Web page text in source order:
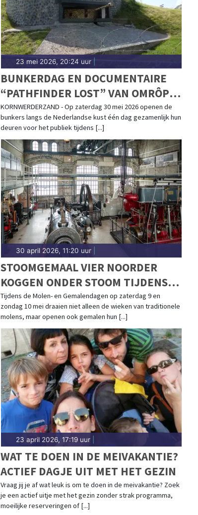
23 mei 2026, 20:24 uur|
BUNKERDAG EN DOCUMENTAIRE
“PATHFINDER LOST” VAN OMRÔP
FRYSLÂN IN HET
KAZEMATTENMUSEUM
KORNWERDERZAND - Op zaterdag 30 mei 2026 openen de
bunkers langs de Nederlandse kust één dag gezamenlijk hun
deuren voor het publiek tijdens [...]
30 april 2026, 11:20 uur|
STOOMGEMAAL VIER NOORDER
KOGGEN ONDER STOOM TIJDENS
MOLEN- EN GEMALENDAGEN
Tijdens de Molen- en Gemalendagen op zaterdag 9 en
zondag 10 mei draaien niet alleen de wieken van traditionele
molens, maar openen ook gemalen hun [...]
23 april 2026, 17:19 uur|
WAT TE DOEN IN DE MEIVAKANTIE?
ACTIEF DAGJE UIT MET HET GEZIN
Vraag jij je af wat leuk is om te doen in de meivakantie? Zoek
je een actief uitje met het gezin zonder strak programma,
moeilijke reserveringen of [...]